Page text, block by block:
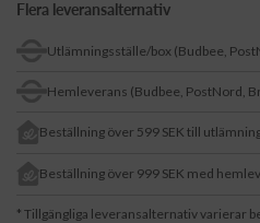
Flera leveransalternativ
Utlämningsställe/box (Budbee,
Hemleverans (Budbee, PostNord,
Beställning över 599 SEK till
Beställning över 999 SEK med
* Tillgängliga leveransalternativ varierar